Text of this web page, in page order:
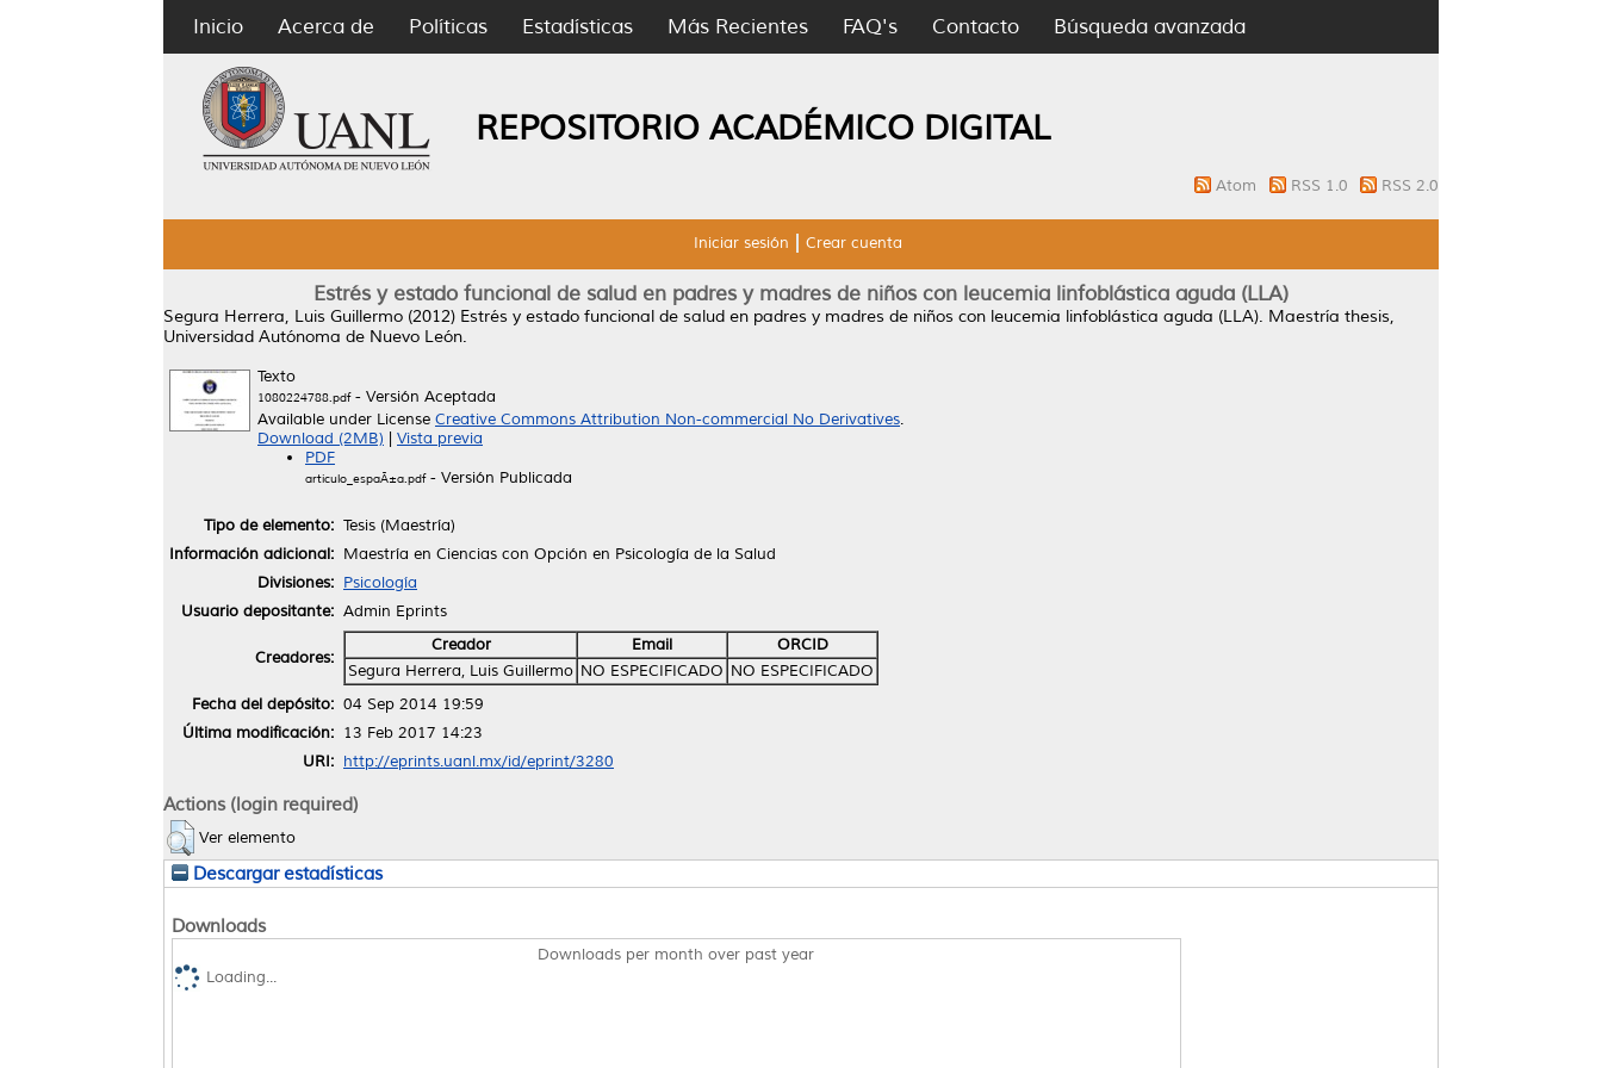
Inicio Acerca de Políticas Estadísticas Más Recientes FAQ's Contacto Búsqueda avanzada
REPOSITORIO ACADÉMICO DIGITAL
Atom RSS 1.0 RSS 2.0
Iniciar sesión Crear cuenta
Estrés y estado funcional de salud en padres y madres de niños con leucemia linfoblástica aguda (LLA)
Segura Herrera, Luis Guillermo (2012) Estrés y estado funcional de salud en padres y madres de niños con leucemia linfoblástica aguda (LLA). Maestría thesis,
Universidad Autónoma de Nuevo León.
Texto
1080224788.pdf- Versión Aceptada
Available under License Creative Commons Attribution Non-commercial No Derivatives.
Download (2MB)
Vista previa
PDF
articulo_espaÃ±a.pdf- Versión Publicada
Tipo de elemento: Tesis (Maestría)
Información adicional: Maestría en Ciencias con Opción en Psicología de la Salud
Divisiones: Psicología
Usuario depositante: Admin Eprints
Creadores:
Creador Email
ORCID
Segura Herrera, Luis Guillermo NO ESPECIFICADO NO ESPECIFICADO
Fecha del depósito: 04 Sep 2014 19:59
Última modificación: 13 Feb 2017 14:23
URI: http://eprints.uanl.mx/id/eprint/3280
Actions (login required)
Ver elemento
Descargar estadísticas
Downloads
Downloads per month over past year
Loading...